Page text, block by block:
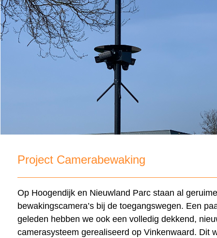
Project Camerabewaking
Op Hoogendijk en Nieuwland Parc staan al
bewakingscamera’s bij de toegangswegen. Een
geleden hebben we ook een volledig dekkend,
camerasysteem gerealiseerd op Vinkenwaard. Dit